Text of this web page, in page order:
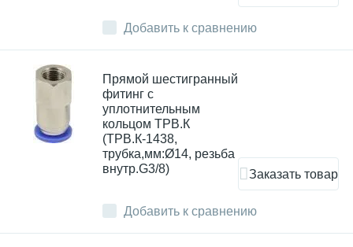
Добавить к сравнению
Добавить к сравнению
Прямой шестигранный
фитинг с
уплотнительным
кольцом ТРВ.К
(ТРВ.К-1438,
трубка,мм:Ø14, резьба
внутр.G3/8)
Заказать товар